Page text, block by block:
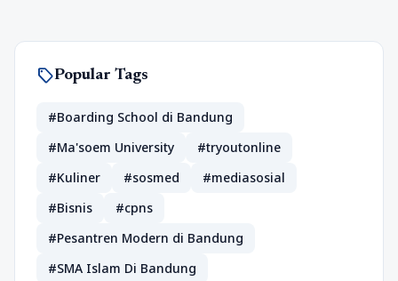
sellPopular Tags
#Boarding School di Bandung
#Ma'soem University
#tryoutonline
#Kuliner
#sosmed
#mediasosial
#Bisnis
#cpns
#Pesantren Modern di Bandung
#SMA Islam Di Bandung